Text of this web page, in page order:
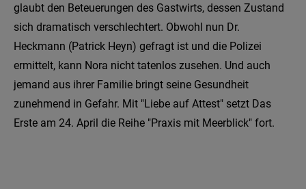
glaubt den Beteuerungen des Gastwirts, dessen Zustand
sich dramatisch verschlechtert. Obwohl nun Dr.
Heckmann (Patrick Heyn) gefragt ist und die Polizei
ermittelt, kann Nora nicht tatenlos zusehen. Und auch
jemand aus ihrer Familie bringt seine Gesundheit
zunehmend in Gefahr. Mit "Liebe auf Attest" setzt Das
Erste am 24. April die Reihe "Praxis mit Meerblick" fort.